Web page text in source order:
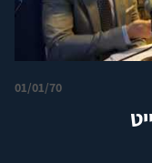
01/01/70